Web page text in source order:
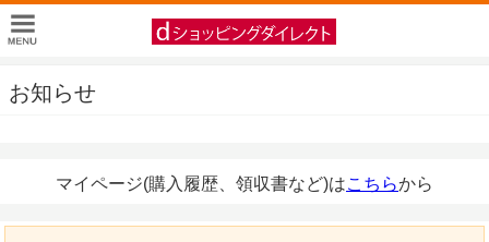
お知らせ
マイページ(購入履歴、領収書など)はこちらから